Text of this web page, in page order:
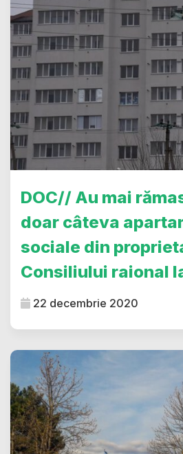
DOC// Au mai
doar câteva
sociale din
Consiliului raional
22 decembrie 2020